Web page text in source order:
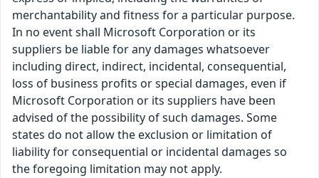
merchantability and fitness for a particular purpose.
In no event shall Microsoft Corporation or its
suppliers be liable for any damages whatsoever
including direct, indirect, incidental, consequential,
loss of business profits or special damages, even if
Microsoft Corporation or its suppliers have been
advised of the possibility of such damages. Some
states do not allow the exclusion or limitation of
liability for consequential or incidental damages so
the foregoing limitation may not apply.